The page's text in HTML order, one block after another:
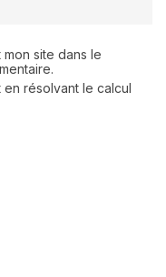
site dans le
résolvant le calcul